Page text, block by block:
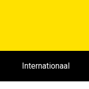
Internationaal